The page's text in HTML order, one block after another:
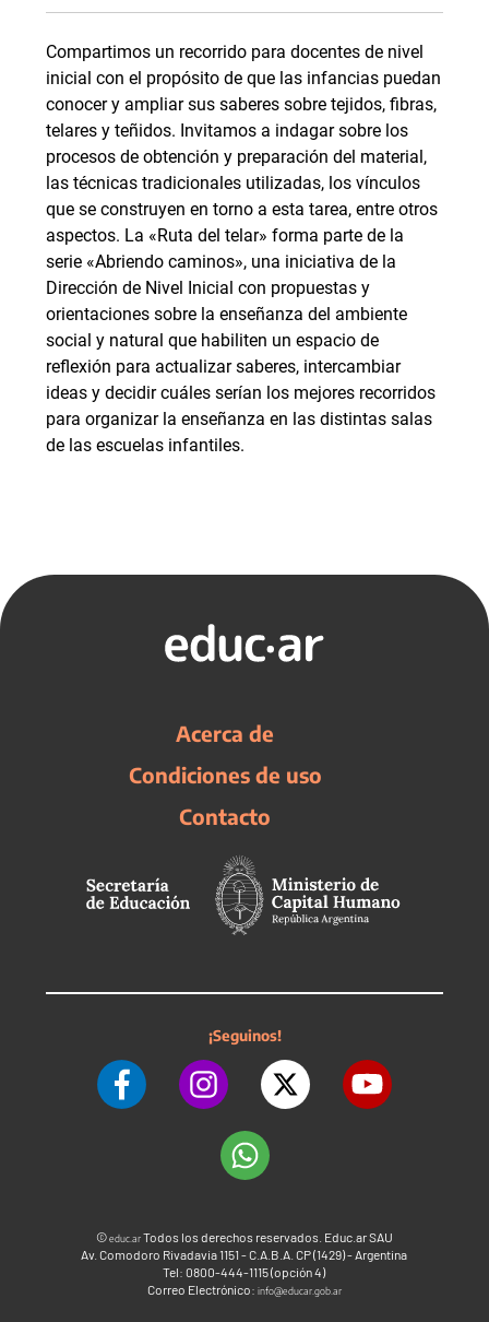
Compartimos un recorrido para docentes de nivel
inicial con el propósito de que las infancias puedan
conocer y ampliar sus saberes sobre tejidos, fibras,
telares y teñidos. Invitamos a indagar sobre los
procesos de obtención y preparación del material,
las técnicas tradicionales utilizadas, los vínculos
que se construyen en torno a esta tarea, entre otros
aspectos. La «Ruta del telar» forma parte de la
serie «Abriendo caminos», una iniciativa de la
Dirección de Nivel Inicial con propuestas y
orientaciones sobre la enseñanza del ambiente
social y natural que habiliten un espacio de
reflexión para actualizar saberes, intercambiar
ideas y decidir cuáles serían los mejores recorridos
para organizar la enseñanza en las distintas salas
de las escuelas infantiles.
Acerca de
Condiciones de uso
Contacto
¡Seguinos!
©educ.arTodos los derechos reservados. Educ.ar SAU
Av. Comodoro Rivadavia 1151 - C.A.B.A. CP (1429) - Argentina
Tel: 0800-444-1115 (opción 4)
Correo Electrónico: info@educar.gob.ar